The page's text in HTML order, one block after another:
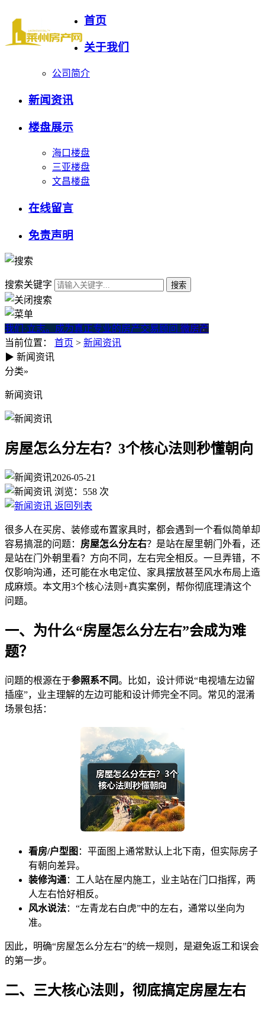
首页
关于我们
公司简介
新闻资讯
楼盘展示
海口楼盘
三亚楼盘
文昌楼盘
在线留言
免责声明
搜索关键字
我们·立志。成为真正专业的房产交易顾问 微房产
当前位置： 首页 > 新闻资讯
房屋怎么分左右？3个核心法
▶ 新闻资讯
分类»
新闻资讯
房屋怎么分左右？3个核心法则秒懂朝向
2026-05-21
浏览： 558 次
返回列表
很多人在买房、装修或布置家具时，都会遇到一个看似简单却
容易搞混的问题： 房屋怎么分左右？是站在屋里朝门外看，还
是站在门外朝里看？方向不同，左右完全相反。一旦弄错，不
仅影响沟通，还可能在水电定位、家具摆放甚至风水布局上造
成麻烦。本文用3个核心法则+真实案例，帮你彻底理清这个
问题。
一、为什么“房屋怎么分左右”会成为难
题？
问题的根源在于参照系不同。比如，设计师说“电视墙左边留
插座”，业主理解的左边可能和设计师完全不同。常见的混淆
场景包括：
看房/户型图 ：平面图上通常默认上北下南，但实际房子
有朝向差异。
装修沟通：工人站在屋内施工，业主站在门口指挥，两
人左右恰好相反。
风水说法：“左青龙右白虎”中的左右，通常以坐向为
准。
因此，明确“房屋怎么分左右”的统一规则，是避免返工和误会
的第一步。
二、三大核心法则，彻底搞定房屋左右